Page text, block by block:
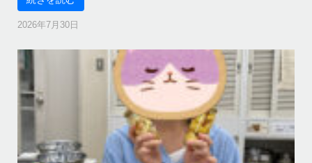
2026年7月30日